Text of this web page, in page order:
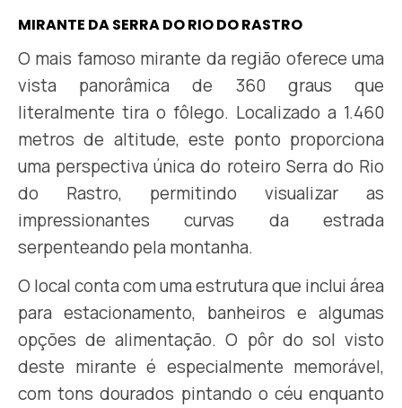
MIRANTE DA SERRA DO RIO DO RASTRO
O mais famoso mirante da região oferece uma
vista panorâmica de 360 graus que
literalmente tira o fôlego. Localizado a 1.460
metros de altitude, este ponto proporciona
uma perspectiva única do roteiro Serra do Rio
do Rastro, permitindo visualizar as
impressionantes curvas da estrada
serpenteando pela montanha.
O local conta com uma estrutura que inclui área
para estacionamento, banheiros e algumas
opções de alimentação. O pôr do sol visto
deste mirante é especialmente memorável,
com tons dourados pintando o céu enquanto